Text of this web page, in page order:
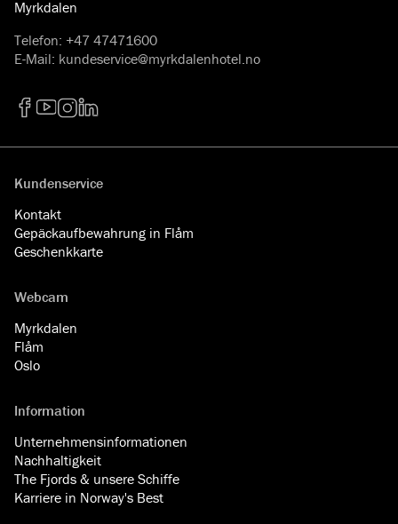
Myrkdalen
Telefon: +47 47471600
E-Mail: kundeservice@myrkdalenhotel.no
Kundenservice
Kontakt
Gepäckaufbewahrung in Flåm
Geschenkkarte
Webcam
Myrkdalen
Flåm
Oslo
Information
Unternehmensinformationen
Nachhaltigkeit
The Fjords & unsere Schiffe
Karriere in Norway's Best